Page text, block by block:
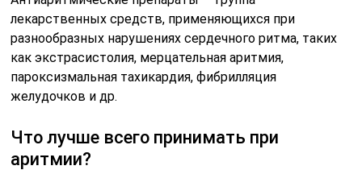
лекарственных средств, применяющихся при
разнообразных нарушениях сердечного ритма, таких
как экстрасистолия, мерцательная аритмия,
пароксизмальная тахикардия, фибрилляция
желудочков и др.
Что лучше всего принимать при
аритмии?